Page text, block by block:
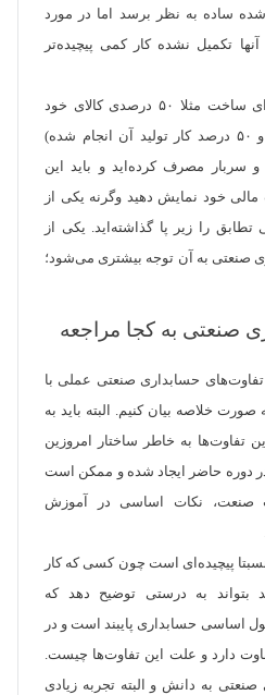
شده ساده به نظر برسد اما در مورد
آنها تکمیل نشده کار کمی پیچیده‌تر
حقیقت این است که شما برای ساخت مثلا ۵۰ درصدی کالای خود
(کالایی که هنوز تکمیل نشده و ۵۰ درصد کار تولید آن انجام شده)
و سربار مصرف کرده‌اید و باید این
خود نمایش دهید وگرنه یکی از
را زیر پا گذاشته‌اید. یکی از
صنعتی به آن توجه بیشتری می‌شود؛
صنعتی به کجا مراجعه
حسابداری صنعتی عملی با
خلاصه بیان کنیم. البته باید به
تفاوت‌ها به خاطر ساختار امروزین
دوره حاضر ایجاد شده و ممکن است
صنعت، نکات اساسی در آموزش
پیچیده‌ای است چون کسی که کار
بتواند به درستی توضیح دهد که
اساسی حسابداری پایبند است و در
دارد و علت این تفاوت‌ها چیست.
به دانش و البته تجربه زیادی